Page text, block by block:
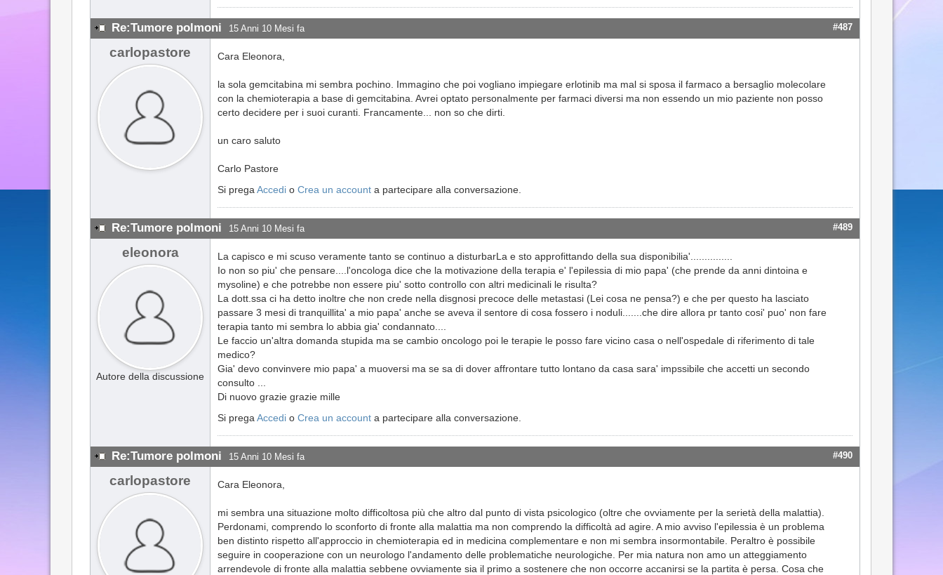
Re:Tumore polmoni 15 Anni 10 Mesi fa #487
carlopastore Cara Eleonora,
la sola gemcitabina mi sembra pochino. Immagino che poi vogliano impiegare erlotinib ma mal si sposa il farmaco a bersaglio molecolare
con la chemioterapia a base di gemcitabina. Avrei optato personalmente per farmaci diversi ma non essendo un mio paziente non posso
certo decidere per i suoi curanti. Francamente... non so che dirti.
un caro saluto
Carlo Pastore
Si prega Accedi o Crea un account a partecipare alla conversazione.
Re:Tumore polmoni 15 Anni 10 Mesi fa #489
eleonora
Autore della discussione
La capisco e mi scuso veramente tanto se continuo a disturbarLa e sto approfittando della sua disponibilia'...............
Io non so piu' che pensare....l'oncologa dice che la motivazione della terapia e' l'epilessia di mio papa' (che prende da anni dintoina e
mysoline) e che potrebbe non essere piu' sotto controllo con altri medicinali le risulta?
La dott.ssa ci ha detto inoltre che non crede nella disgnosi precoce delle metastasi (Lei cosa ne pensa?) e che per questo ha lasciato
passare 3 mesi di tranquillita' a mio papa' anche se aveva il sentore di cosa fossero i noduli.......che dire allora pr tanto cosi' puo' non fare
terapia tanto mi sembra lo abbia gia' condannato....
Le faccio un'altra domanda stupida ma se cambio oncologo poi le terapie le posso fare vicino casa o nell'ospedale di riferimento di tale
medico?
Gia' devo convinvere mio papa' a muoversi ma se sa di dover affrontare tutto lontano da casa sara' impssibile che accetti un secondo
consulto ...
Di nuovo grazie grazie mille
Si prega Accedi o Crea un account a partecipare alla conversazione.
Re:Tumore polmoni 15 Anni 10 Mesi fa #490
carlopastore Cara Eleonora,
mi sembra una situazione molto difficoltosa più che altro dal punto di vista psicologico (oltre che ovviamente per la serietà della malattia).
Perdonami, comprendo lo sconforto di fronte alla malattia ma non comprendo la difficoltà ad agire. A mio avviso l'epilessia è un problema
ben distinto rispetto all'approccio in chemioterapia ed in medicina complementare e non mi sembra insormontabile. Peraltro è possibile
seguire in cooperazione con un neurologo l'andamento delle problematiche neurologiche. Per mia natura non amo un atteggiamento
arrendevole di fronte alla malattia sebbene ovviamente sia il primo a sostenere che non occorre accanirsi se la partita è persa. Cosa che